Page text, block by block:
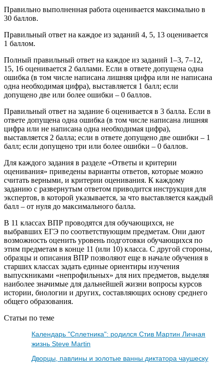
Правильно выполненная работа оценивается максимально в
30 баллов.
Правильный ответ на каждое из заданий 4, 5, 13 оценивается
1 баллом.
Полный правильный ответ на каждое из заданий 1–3, 7–12,
15, 16 оценивается 2 баллами. Если в ответе допущена одна
ошибка (в том числе написана лишняя цифра или не написана
одна необходимая цифра), выставляется 1 балл; если
допущено две или более ошибки – 0 баллов.
Правильный ответ на задание 6 оценивается в 3 балла. Если в
ответе допущена одна ошибка (в том числе написана лишняя
цифра или не написана одна необходимая цифра),
выставляется 2 балла; если в ответе допущено две ошибки – 1
балл; если допущено три или более ошибки – 0 баллов.
Для каждого задания в разделе «Ответы и критерии
оценивания» приведены варианты ответов, которые можно
считать верными, и критерии оценивания. К каждому
заданию с развернутым ответом приводится инструкция для
экспертов, в которой указывается, за что выставляется каждый
балл – от нуля до максимального балла.
В 11 классах ВПР проводятся для обучающихся, не
выбравших ЕГЭ по соответствующим предметам. Они дают
возможность оценить уровень подготовки обучающихся по
этим предметам в конце 11 (или 10) класса. С другой стороны,
образцы и описания ВПР позволяют еще в начале обучения в
старших классах задать единые ориентиры изучения
выпускниками «непрофильных» для них предметов, выделяя
наиболее значимые для дальнейшей жизни вопросы курсов
истории, биологии и других, составляющих основу среднего
общего образования.
Статьи по теме
Календарь "Сплетника": родился Стив Мартин Личная
жизнь Steve Martin
Дворцы, павлины и золотые ванны диктатора чаушеску